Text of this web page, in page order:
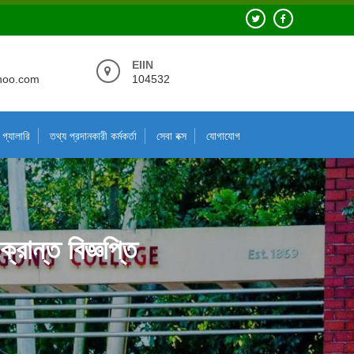
EIIN
104532
গ্যালারি তথ্য প্রদানকারী কর্মকর্তা সেবা বক্স যোগাযোগ
বিজ্ঞপ্তি